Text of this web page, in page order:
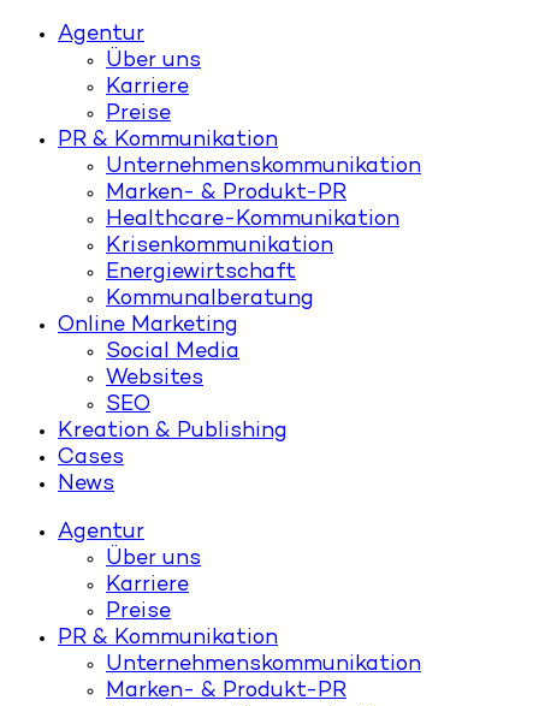
Agentur
Über uns
Karriere
Preise
PR & Kommunikation
Unternehmenskommunikation
Marken- & Produkt-PR
Healthcare-Kommunikation
Krisenkommunikation
Energiewirtschaft
Kommunalberatung
Online Marketing
Social Media
Websites
SEO
Kreation & Publishing
Cases
News
Agentur
Über uns
Karriere
Preise
PR & Kommunikation
Unternehmenskommunikation
Marken- & Produkt-PR